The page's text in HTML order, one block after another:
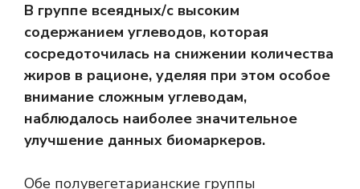
В группе всеядных/с высоким
содержанием углеводов, которая
сосредоточилась на снижении количества
жиров в рационе, уделяя при этом особое
внимание сложным углеводам,
наблюдалось наиболее значительное
улучшение данных биомаркеров.
Обе полувегетарианские группы